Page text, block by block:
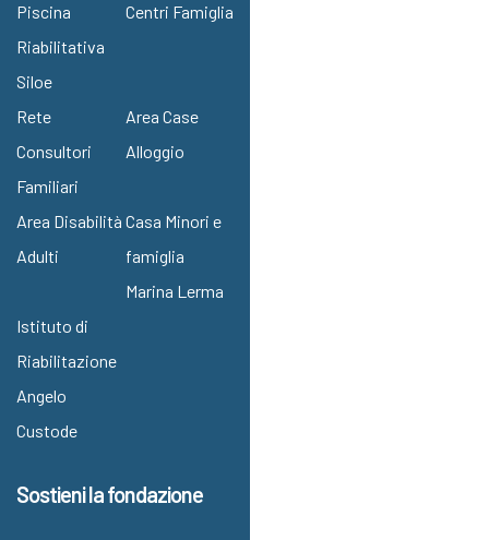
Piscina
Riabilitativa
Siloe
Centri Famiglia
Rete
Consultori
Familiari
Area Case
Alloggio
Area Disabilità
Adulti
Casa Minori e
famiglia
Marina Lerma
Istituto di
Riabilitazione
Angelo
Custode
Sostieni la fondazione